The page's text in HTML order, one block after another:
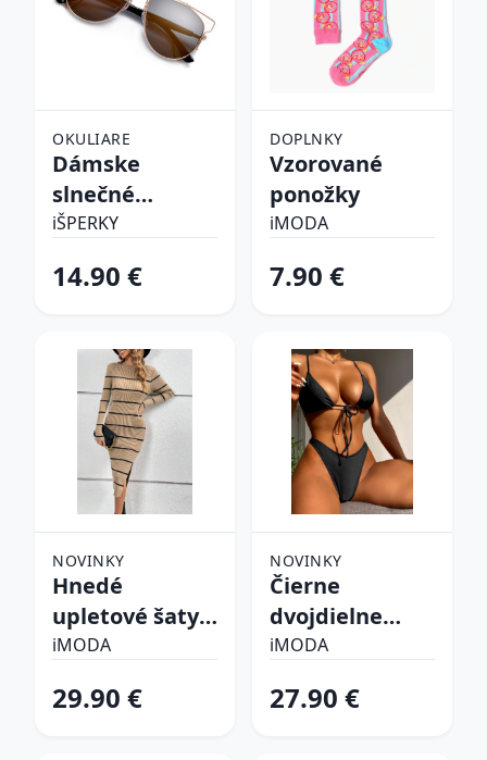
OKULIARE
Dámske
slnečné
okuliare
iŠPERKY
14.90 €
DOPLNKY
Vzorované
ponožky
iMODA
7.90 €
NOVINKY
Hnedé
upletové šaty
prúžkované
iMODA
29.90 €
NOVINKY
Čierne
dvojdielne
plavky
iMODA
27.90 €